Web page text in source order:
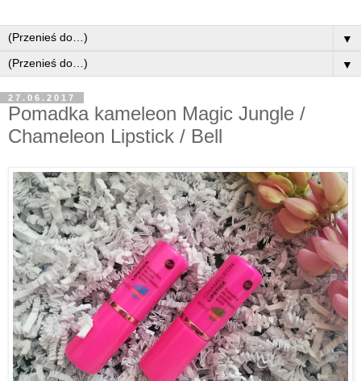
▼
▼
27.06.2017
Pomadka kameleon Magic Jungle /
Chameleon Lipstick / Bell